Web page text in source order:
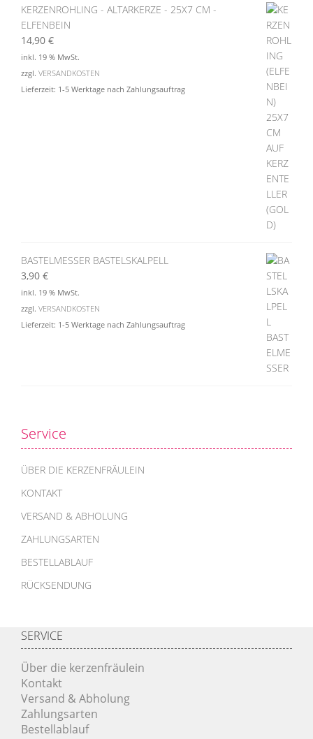
KERZENROHLING - ALTARKERZE - 25X7 CM -
ELFENBEIN
14,90 €
inkl. 19 % MwSt.
zzgl. VERSANDKOSTEN
Lieferzeit: 1-5 Werktage nach Zahlungsauftrag
BASTELMESSER BASTELSKALPELL
3,90 €
inkl. 19 % MwSt.
zzgl. VERSANDKOSTEN
Lieferzeit: 1-5 Werktage nach Zahlungsauftrag
Service
ÜBER DIE KERZENFRÄULEIN
KONTAKT
VERSAND & ABHOLUNG
ZAHLUNGSARTEN
BESTELLABLAUF
RÜCKSENDUNG
SERVICE
Über die kerzenfräulein
Kontakt
Versand & Abholung
Zahlungsarten
Bestellablauf